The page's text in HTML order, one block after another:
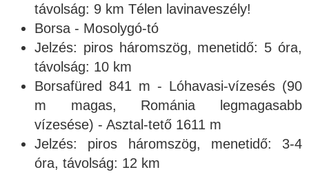
távolság: 9 km Télen lavinaveszély!
Borsa - Mosolygó-tó
Jelzés: piros háromszög, menetidő: 5 óra,
távolság: 10 km
Borsafüred 841 m - Lóhavasi-vízesés (90
m magas, Románia legmagasabb
vízesése) - Asztal-tető 1611 m
Jelzés: piros háromszög, menetidő: 3-4
óra, távolság: 12 km